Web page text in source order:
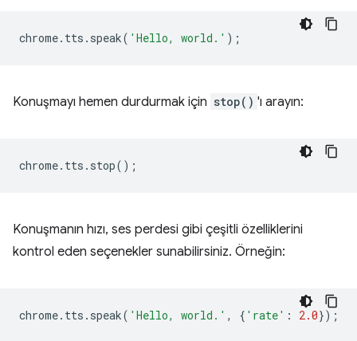
chrome. tts . speak( 'Hello, world.' );
Konuşmayı hemen durdurmak için stop() 'ı arayın:
chrome. tts . stop();
Konuşmanın hızı, ses perdesi gibi çeşitli özelliklerini
kontrol eden seçenekler sunabilirsiniz. Örneğin:
chrome. tts . speak( 'Hello, world.' , { 'rate' : 2.0});